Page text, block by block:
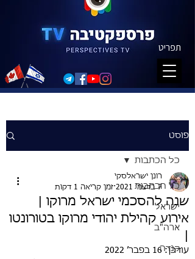
תפריט
פוסט
כל הכתבות
ישראל
ארה"ב
קנדה
כל הכתבות
שנה להסכמי ישראל מרוקו |
אירוע קהילת יהודי מרוקו בטורונטו
רונן ישראלסקי
7 בדצמ׳ 2021
זמן קריאה 1 דקות
עודכן: 16 בפבר׳ 2022